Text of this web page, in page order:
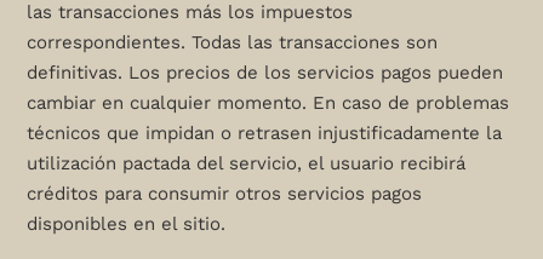
las transacciones más los impuestos
correspondientes. Todas las transacciones son
definitivas. Los precios de los servicios pagos pueden
cambiar en cualquier momento. En caso de problemas
técnicos que impidan o retrasen injustificadamente la
utilización pactada del servicio, el usuario recibirá
créditos para consumir otros servicios pagos
disponibles en el sitio.